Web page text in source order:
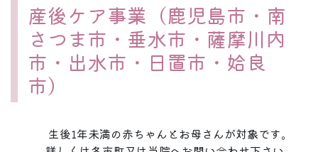
産後ケア事業（鹿児島市・南
さつま市・垂水市・薩摩川内
市・出水市・日置市・姶良
市）
生後1年未満の赤ちゃんとお母さんが対象です。